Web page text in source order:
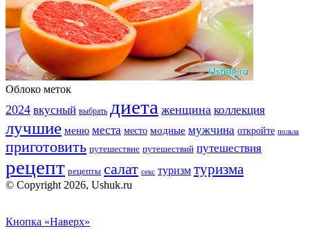
Облоко меток
2024 вкусный выбрать диета женщина коллекция
лучшие меню места место модные мужчина откройте польза
приготовить путешествие путешествий путешествия
рецепт рецепты салат секс туризм туризма
© Copyright 2026, Ushuk.ru
Кнопка «Наверх»